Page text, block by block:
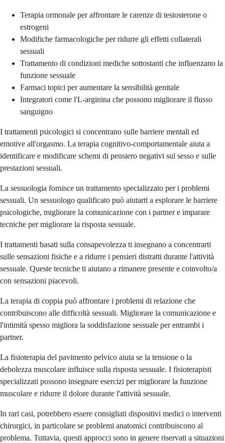
Terapia ormonale per affrontare le carenze di testosterone o
estrogeni
Modifiche farmacologiche per ridurre gli effetti collaterali
sessuali
Trattamento di condizioni mediche sottostanti che influenzano la
funzione sessuale
Farmaci topici per aumentare la sensibilità genitale
Integratori come l'L-arginina che possono migliorare il flusso
sanguigno
I trattamenti psicologici si concentrano sulle barriere mentali ed
emotive all'orgasmo. La terapia cognitivo-comportamentale aiuta a
identificare e modificare schemi di pensiero negativi sul sesso e sulle
prestazioni sessuali.
La sessuologia fornisce un trattamento specializzato per i problemi
sessuali. Un sessuologo qualificato può aiutarti a esplorare le barriere
psicologiche, migliorare la comunicazione con i partner e imparare
tecniche per migliorare la risposta sessuale.
I trattamenti basati sulla consapevolezza ti insegnano a concentrarti
sulle sensazioni fisiche e a ridurre i pensieri distratti durante l'attività
sessuale. Queste tecniche ti aiutano a rimanere presente e coinvolto/a
con sensazioni piacevoli.
La terapia di coppia può affrontare i problemi di relazione che
contribuiscono alle difficoltà sessuali. Migliorare la comunicazione e
l'intimità spesso migliora la soddisfazione sessuale per entrambi i
partner.
La fisioterapia del pavimento pelvico aiuta se la tensione o la
debolezza muscolare influisce sulla risposta sessuale. I fisioterapisti
specializzati possono insegnare esercizi per migliorare la funzione
muscolare e ridurre il dolore durante l'attività sessuale.
In rari casi, potrebbero essere consigliati dispositivi medici o interventi
chirurgici, in particolare se problemi anatomici contribuiscono al
problema. Tuttavia, questi approcci sono in genere riservati a situazioni